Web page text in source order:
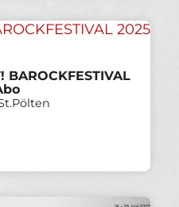
BAROCKFESTIVAL